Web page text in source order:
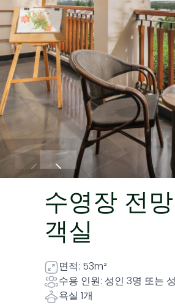
수영장 전
객실
면적: 53m²
수용 인원: 성인 3명 또는
욕실 1개